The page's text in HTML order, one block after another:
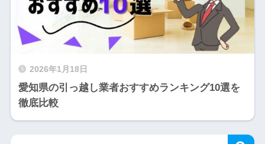
2026年1月18日
愛知県の引っ越し業者おすすめランキング10選を
徹底比較